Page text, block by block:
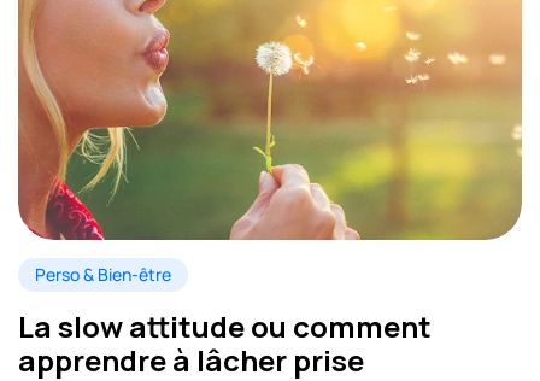
Perso & Bien-être
La slow attitude ou comment
apprendre à lâcher prise